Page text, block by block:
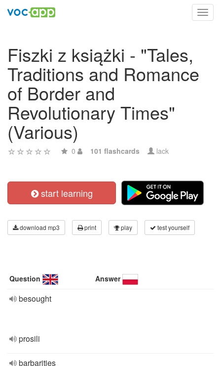
Fiszki z książki - "Tales,
Traditions and Romance
of Border and
Revolutionary Times"
(Various)
0 101 flashcards lack
start learning
download mp3 print play test yourself
Question Answer
besought
prosili
barbarities